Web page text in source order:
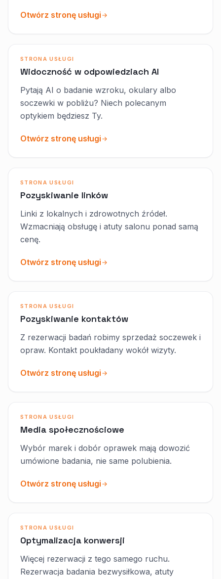
Otwórz stronę usługi
STRONA USŁUGI
Widoczność w odpowiedziach AI
Pytają AI o badanie wzroku, okulary albo
soczewki w pobliżu? Niech polecanym
optykiem będziesz Ty.
Otwórz stronę usługi
STRONA USŁUGI
Pozyskiwanie linków
Linki z lokalnych i zdrowotnych źródeł.
Wzmacniają obsługę i atuty salonu ponad samą
cenę.
Otwórz stronę usługi
STRONA USŁUGI
Pozyskiwanie kontaktów
Z rezerwacji badań robimy sprzedaż soczewek i
opraw. Kontakt poukładany wokół wizyty.
Otwórz stronę usługi
STRONA USŁUGI
Media społecznościowe
Wybór marek i dobór oprawek mają dowozić
umówione badania, nie same polubienia.
Otwórz stronę usługi
STRONA USŁUGI
Optymalizacja konwersji
Więcej rezerwacji z tego samego ruchu.
Rezerwacja badania bezwysiłkowa, atuty